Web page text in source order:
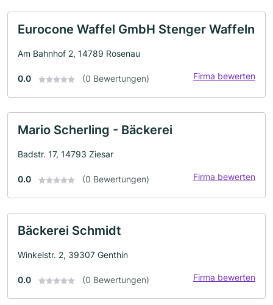
Eurocone Waffel GmbH Stenger Waffeln
Am Bahnhof 2, 14789 Rosenau
0.0 (0 Bewertungen) Firma bewerten
Mario Scherling - Bäckerei
Badstr. 17, 14793 Ziesar
0.0 (0 Bewertungen) Firma bewerten
Bäckerei Schmidt
Winkelstr. 2, 39307 Genthin
0.0 (0 Bewertungen) Firma bewerten